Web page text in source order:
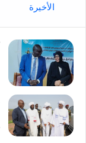
الأخيرة